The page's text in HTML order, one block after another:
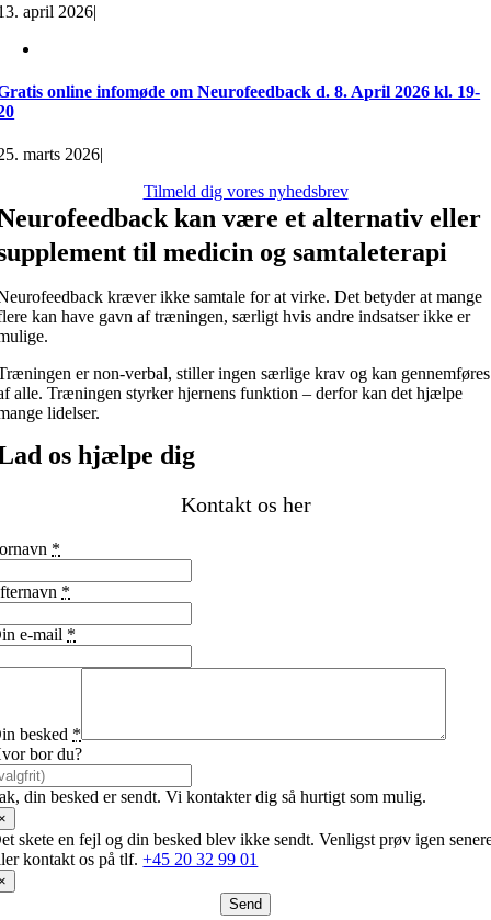
april 2026|
online infomøde om Neurofeedback d. 8. April 2026 kl. 19-
marts 2026|
Tilmeld dig vores nyhedsbrev
kan være et alternativ eller
til medicin og samtaleterapi
kræver ikke samtale for at virke. Det betyder at mange
kan have gavn af træningen, særligt hvis andre indsatser ikke er
er non-verbal, stiller ingen særlige krav og kan gennemføres
alle. Træningen styrker hjernens funktion – derfor kan det hjælpe
lidelser.
os hjælpe dig
Kontakt os her
*
*
e-mail *
besked *
bor du?
din besked er sendt. Vi kontakter dig så hurtigt som mulig.
skete en fejl og din besked blev ikke sendt. Venligst prøv igen
kontakt os på tlf.+45 20 32 99 01
Send